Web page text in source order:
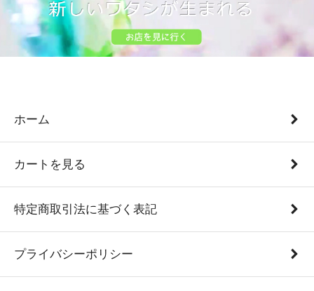
ホーム
カートを見る
特定商取引法に基づく表記
プライバシーポリシー